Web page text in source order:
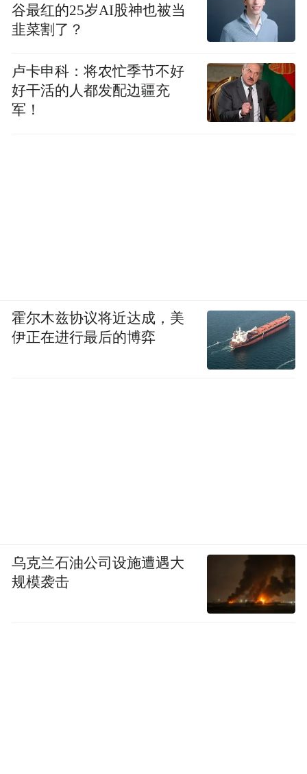
谷最红的25岁AI股神也被当
韭菜割了？
卢卡申科：将农忙季节不好
好干活的人都发配边疆充
军！
霍尔木兹协议将近达成，美
伊正在进行最后的博弈
乌克兰石油公司设施遭遇大
规模袭击